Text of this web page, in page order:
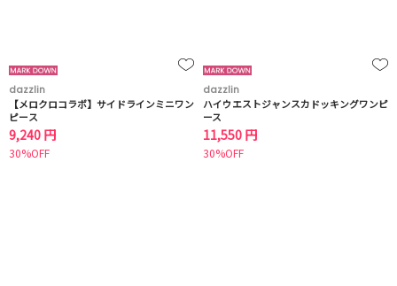
dazzlin
【メロクロコラボ】サイドラインミニワン
ピース
9,240 円
30%OFF
dazzlin
ハイウエストジャンスカドッキングワンピ
ース
11,550 円
30%OFF